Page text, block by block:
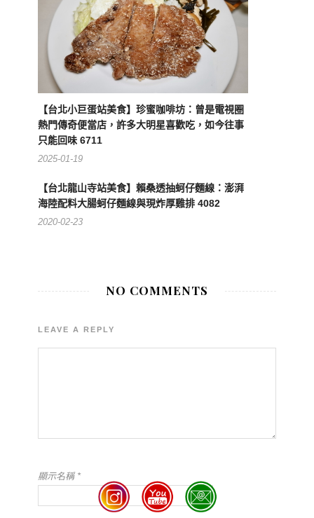
【台北小巨蛋站美食】珍蜜咖啡坊：曾是電視圈
熱門傳奇便當店，許多大明星喜歡吃，如今往事
只能回味 6711
2025-01-19
【台北龍山寺站美食】賴桑透抽蚵仔麵線：澎湃
海陸配料大腸蚵仔麵線與現炸厚雞排 4082
2020-02-23
NO COMMENTS
LEAVE A REPLY
顯示名稱 *